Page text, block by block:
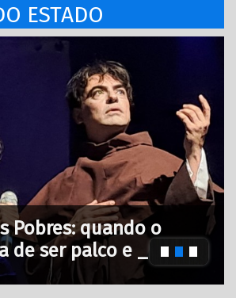
ESTADO
Pobres: quando o
de ser palco e _